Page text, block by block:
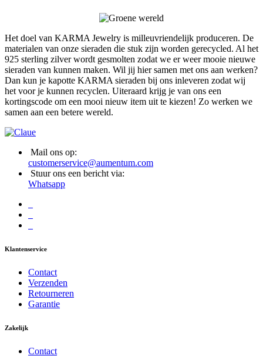
Het doel van KARMA Jewelry is milleuvriendelijk produceren. De
materialen van onze sieraden die stuk zijn worden gerecycled. Al het
925 sterling zilver wordt gesmolten zodat we er weer mooie nieuwe
sieraden van kunnen maken. Wil jij hier samen met ons aan werken?
Dan kun je kapotte KARMA sieraden bij ons inleveren zodat wij
het voor je kunnen recyclen. Uiteraard krijg je van ons een
kortingscode om een mooi nieuw item uit te kiezen! Zo werken we
samen aan een betere wereld.
Mail ons op:
customerservice@aumentum.com
Stuur ons een bericht via:
Whatsapp
Klantenservice
Contact
Verzenden
Retourneren
Garantie
Zakelijk
Contact